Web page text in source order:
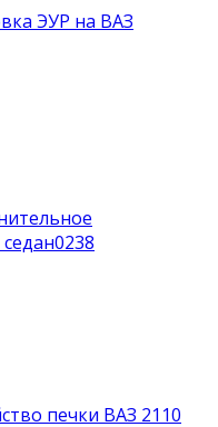
ЭУР на ВАЗ
0238
печки ВАЗ 2110